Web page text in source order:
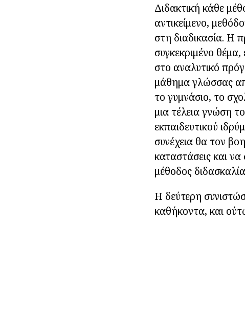
Διδακτική κάθε
αντικείμενο,
στη διαδικασία. Η
συγκεκριμένο
στο αναλυτικό
μάθημα γλώσσας
το γυμνάσιο, το
μια τέλεια γνώση
εκπαιδευτικού
συνέχεια θα τον
καταστάσεις και
μέθοδος
Η δεύτερη
καθήκοντα, και